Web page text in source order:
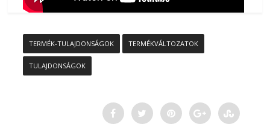
TERMÉK-TULAJDONSÁGOK TERMÉKVÁLTOZATOK
TULAJDONSÁGOK